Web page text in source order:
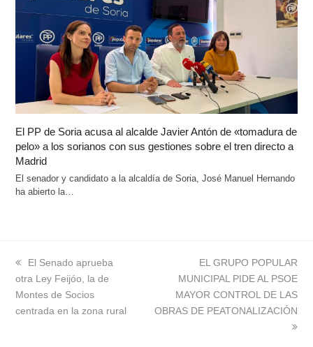
El PP de Soria acusa al alcalde Javier Antón de «tomadura de
pelo» a los sorianos con sus gestiones sobre el tren directo a
Madrid
El senador y candidato a la alcaldía de Soria, José Manuel Hernando
ha abierto la…
previous
post:
El Senado aprueba
otra Ley Feijóo, la de
Montes de Socios
centrada en la zona rural
next
post:
EL GRUPO POPULAR
MUNICIPAL PIDE AL PSOE
MAYOR CONTROL DE LAS
OBRAS DE PEATONALIZACIÓN